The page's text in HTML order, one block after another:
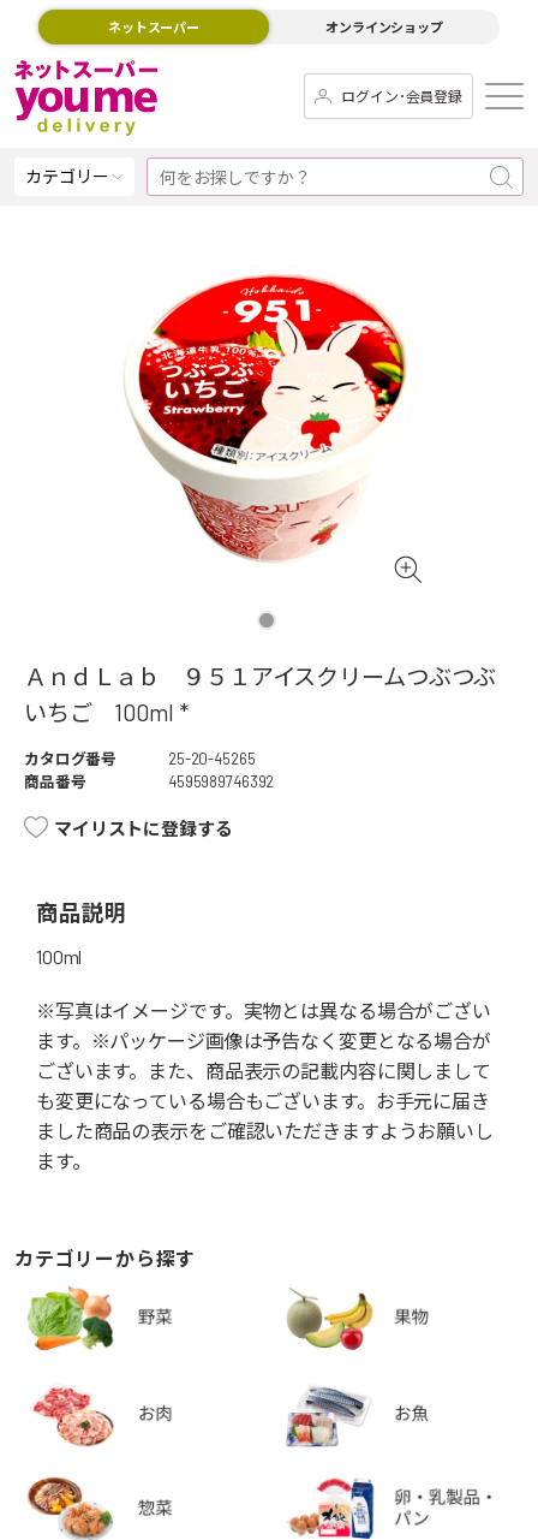
ネットスーパー オンラインショップ
ログイン･会員登録
カテゴリー
ＡｎｄＬａｂ ９５１アイスクリームつぶつぶ
いちご 100ml *
カタログ番号
25-20-45265
商品番号
4595989746392
マイリストに登録する
商品説明
100ml
※写真はイメージです。実物とは異なる場合がござい
ます。※パッケージ画像は予告なく変更となる場合が
ございます。また、商品表示の記載内容に関しまして
も変更になっている場合もございます。お手元に届き
ました商品の表示をご確認いただきますようお願いし
ます。
カテゴリーから探す